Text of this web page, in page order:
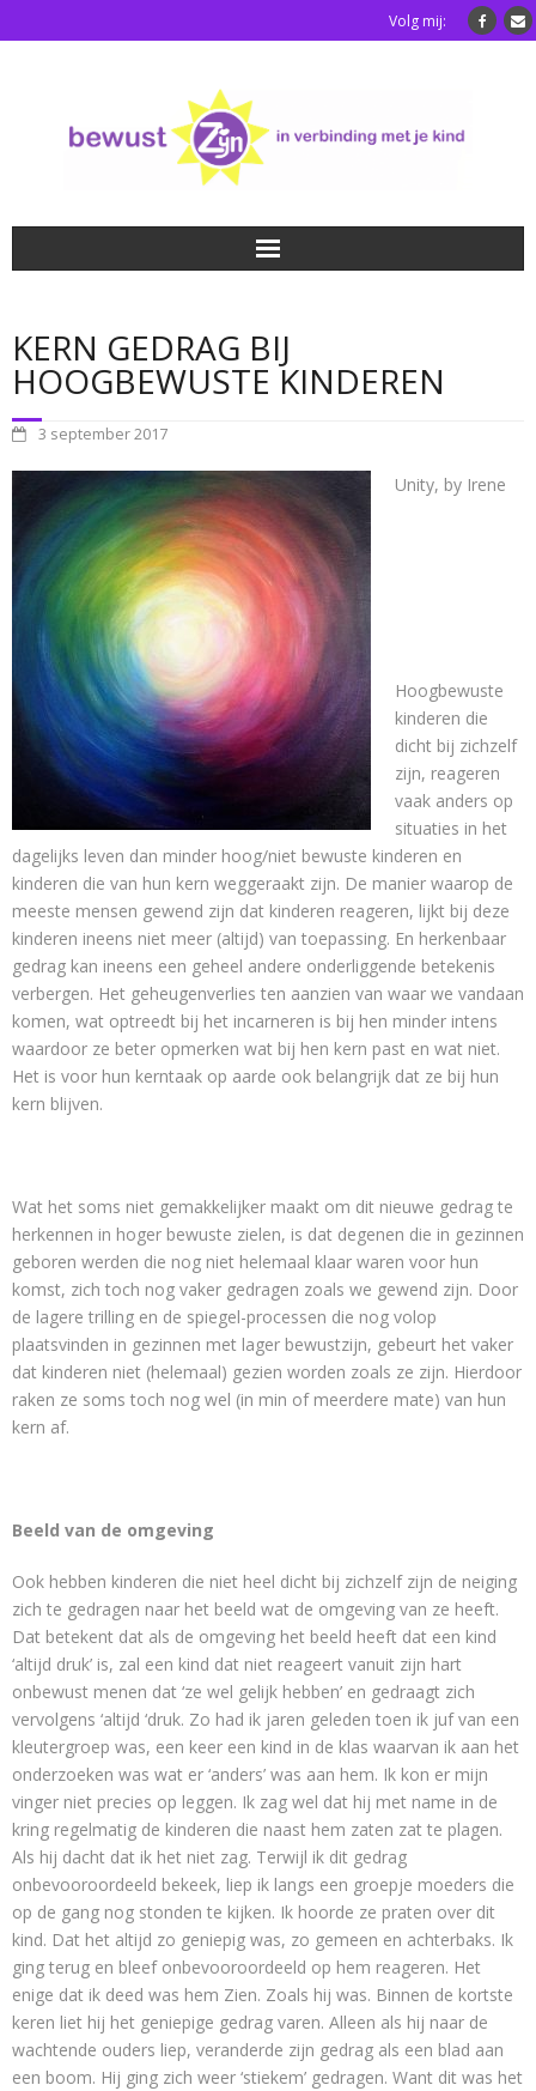
Volg mij:
Luisterkindafstemming
Over mij
Contact
KERN GEDRAG BIJ
HOOGBEWUSTE KINDEREN
3 september 2017
Unity, by Irene
Hoogbewuste
kinderen die
dicht bij zichzelf
zijn, reageren
vaak anders op
situaties in het
dagelijks leven dan minder hoog/niet bewuste kinderen en
kinderen die van hun kern weggeraakt zijn. De manier waarop de
meeste mensen gewend zijn dat kinderen reageren, lijkt bij deze
kinderen ineens niet meer (altijd) van toepassing. En herkenbaar
gedrag kan ineens een geheel andere onderliggende betekenis
verbergen. Het geheugenverlies ten aanzien van waar we vandaan
komen, wat optreedt bij het incarneren is bij hen minder intens
waardoor ze beter opmerken wat bij hen kern past en wat niet.
Het is voor hun kerntaak op aarde ook belangrijk dat ze bij hun
kern blijven.
Wat het soms niet gemakkelijker maakt om dit nieuwe gedrag te
herkennen in hoger bewuste zielen, is dat degenen die in gezinnen
geboren werden die nog niet helemaal klaar waren voor hun
komst, zich toch nog vaker gedragen zoals we gewend zijn. Door
de lagere trilling en de spiegel-processen die nog volop
plaatsvinden in gezinnen met lager bewustzijn, gebeurt het vaker
dat kinderen niet (helemaal) gezien worden zoals ze zijn. Hierdoor
raken ze soms toch nog wel (in min of meerdere mate) van hun
kern af.
Beeld van de omgeving
Ook hebben kinderen die niet heel dicht bij zichzelf zijn de neiging
zich te gedragen naar het beeld wat de omgeving van ze heeft.
Dat betekent dat als de omgeving het beeld heeft dat een kind
‘altijd druk’ is, zal een kind dat niet reageert vanuit zijn hart
onbewust menen dat ‘ze wel gelijk hebben’ en gedraagt zich
vervolgens ‘altijd ‘druk. Zo had ik jaren geleden toen ik juf van een
kleutergroep was, een keer een kind in de klas waarvan ik aan het
onderzoeken was wat er ‘anders’ was aan hem. Ik kon er mijn
vinger niet precies op leggen. Ik zag wel dat hij met name in de
kring regelmatig de kinderen die naast hem zaten zat te plagen.
Als hij dacht dat ik het niet zag. Terwijl ik dit gedrag
onbevooroordeeld bekeek, liep ik langs een groepje moeders die
op de gang nog stonden te kijken. Ik hoorde ze praten over dit
kind. Dat het altijd zo geniepig was, zo gemeen en achterbaks. Ik
ging terug en bleef onbevooroordeeld op hem reageren. Het
enige dat ik deed was hem Zien. Zoals hij was. Binnen de kortste
keren liet hij het geniepige gedrag varen. Alleen als hij naar de
wachtende ouders liep, veranderde zijn gedrag als een blad aan
een boom. Hij ging zich weer ‘stiekem’ gedragen. Want dit was het